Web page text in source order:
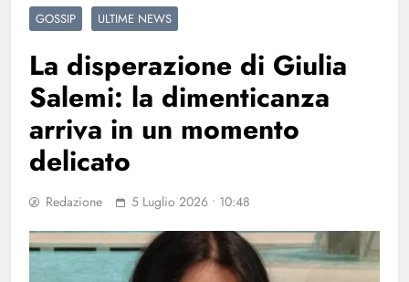
GOSSIP ULTIME NEWS
La disperazione di Giulia
Salemi: la dimenticanza
arriva in un momento
delicato
Redazione 5 Luglio 2026 • 10:48